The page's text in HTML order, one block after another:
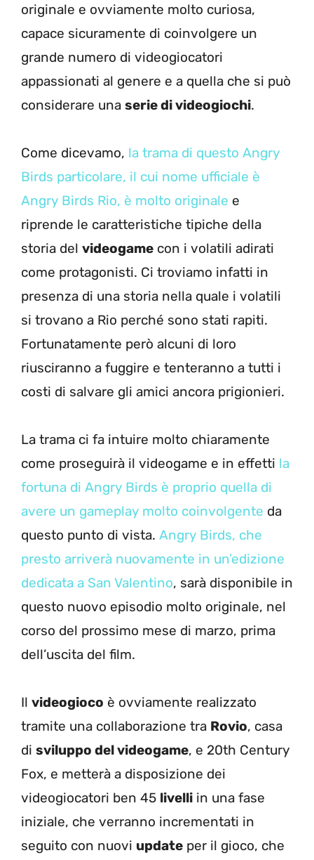
originale e ovviamente molto curiosa,
capace sicuramente di coinvolgere un
grande numero di videogiocatori
appassionati al genere e a quella che si può
considerare una serie di videogiochi.
Come dicevamo, la trama di questo Angry
Birds particolare, il cui nome ufficiale è
Angry Birds Rio, è molto originale e
riprende le caratteristiche tipiche della
storia del videogame con i volatili adirati
come protagonisti. Ci troviamo infatti in
presenza di una storia nella quale i volatili
si trovano a Rio perché sono stati rapiti.
Fortunatamente però alcuni di loro
riusciranno a fuggire e tenteranno a tutti i
costi di salvare gli amici ancora prigionieri.
La trama ci fa intuire molto chiaramente
come proseguirà il videogame e in effetti la
fortuna di Angry Birds è proprio quella di
avere un gameplay molto coinvolgente da
questo punto di vista. Angry Birds, che
presto arriverà nuovamente in un’edizione
dedicata a San Valentino, sarà disponibile in
questo nuovo episodio molto originale, nel
corso del prossimo mese di marzo, prima
dell’uscita del film.
Il videogioco è ovviamente realizzato
tramite una collaborazione tra Rovio, casa
di sviluppo del videogame, e 20th Century
Fox, e metterà a disposizione dei
videogiocatori ben 45 livelli in una fase
iniziale, che verranno incrementati in
seguito con nuovi update per il gioco, che